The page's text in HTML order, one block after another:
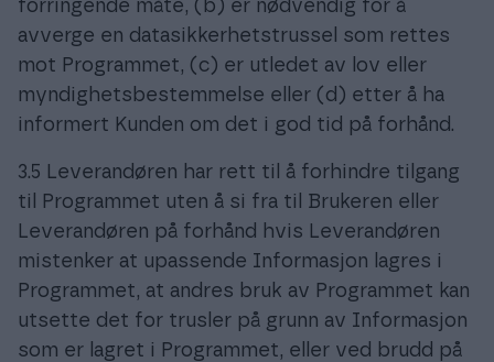
forringende måte, (b) er nødvendig for å
avverge en datasikkerhetstrussel som rettes
mot Programmet, (c) er utledet av lov eller
myndighetsbestemmelse eller (d) etter å ha
informert Kunden om det i god tid på forhånd.
3.5 Leverandøren har rett til å forhindre tilgang
til Programmet uten å si fra til Brukeren eller
Leverandøren på forhånd hvis Leverandøren
mistenker at upassende Informasjon lagres i
Programmet, at andres bruk av Programmet kan
utsette det for trusler på grunn av Informasjon
som er lagret i Programmet, eller ved brudd på